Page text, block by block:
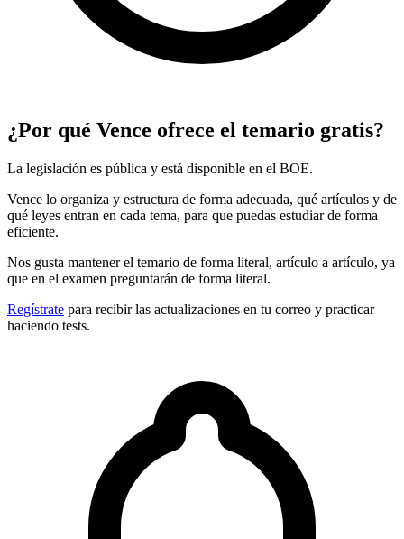
¿Por qué Vence ofrece el temario gratis?
La legislación es pública y está disponible en el BOE.
Vence lo organiza y estructura de forma adecuada, qué artículos y de
qué leyes entran en cada tema, para que puedas estudiar de forma
eficiente.
Nos gusta mantener el temario de forma literal, artículo a artículo, ya
que en el examen preguntarán de forma literal.
Regístrate para recibir las actualizaciones en tu correo y practicar
haciendo tests.